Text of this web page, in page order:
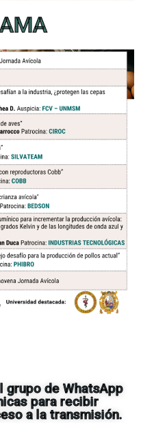
grupo de WhatsApp
para recibir
a la transmisión.